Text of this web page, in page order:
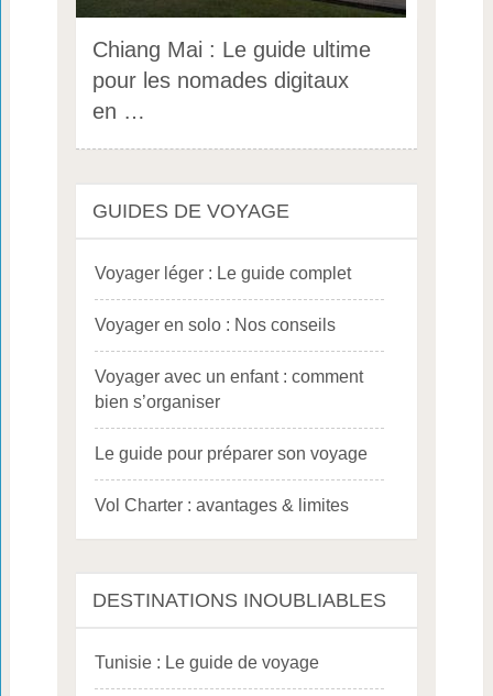
Chiang Mai : Le guide ultime
pour les nomades digitaux
en …
GUIDES DE VOYAGE
Voyager léger : Le guide complet
Voyager en solo : Nos conseils
Voyager avec un enfant : comment
bien s’organiser
Le guide pour préparer son voyage
Vol Charter : avantages & limites
DESTINATIONS INOUBLIABLES
Tunisie : Le guide de voyage